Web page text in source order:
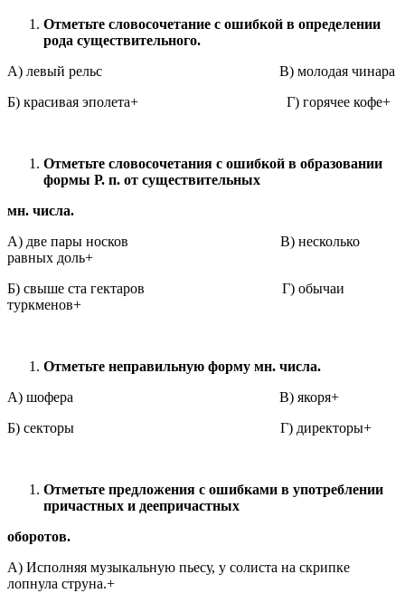
Отметьте словосочетание с ошибкой в определении
рода существительного.
А) левый рельс В) молодая чинара
Б) красивая эполета+ Г) горячее кофе+
Отметьте словосочетания с ошибкой в образовании
формы Р. п. от существительных
мн. числа.
А) две пары носков В) несколько
равных доль+
Б) свыше ста гектаров Г) обычаи
туркменов+
Отметьте неправильную форму мн. числа.
А) шофера В) якоря+
Б) секторы Г) директоры+
Отметьте предложения с ошибками в употреблении
причастных и деепричастных
оборотов.
А) Исполняя музыкальную пьесу, у солиста на скрипке
лопнула струна.+